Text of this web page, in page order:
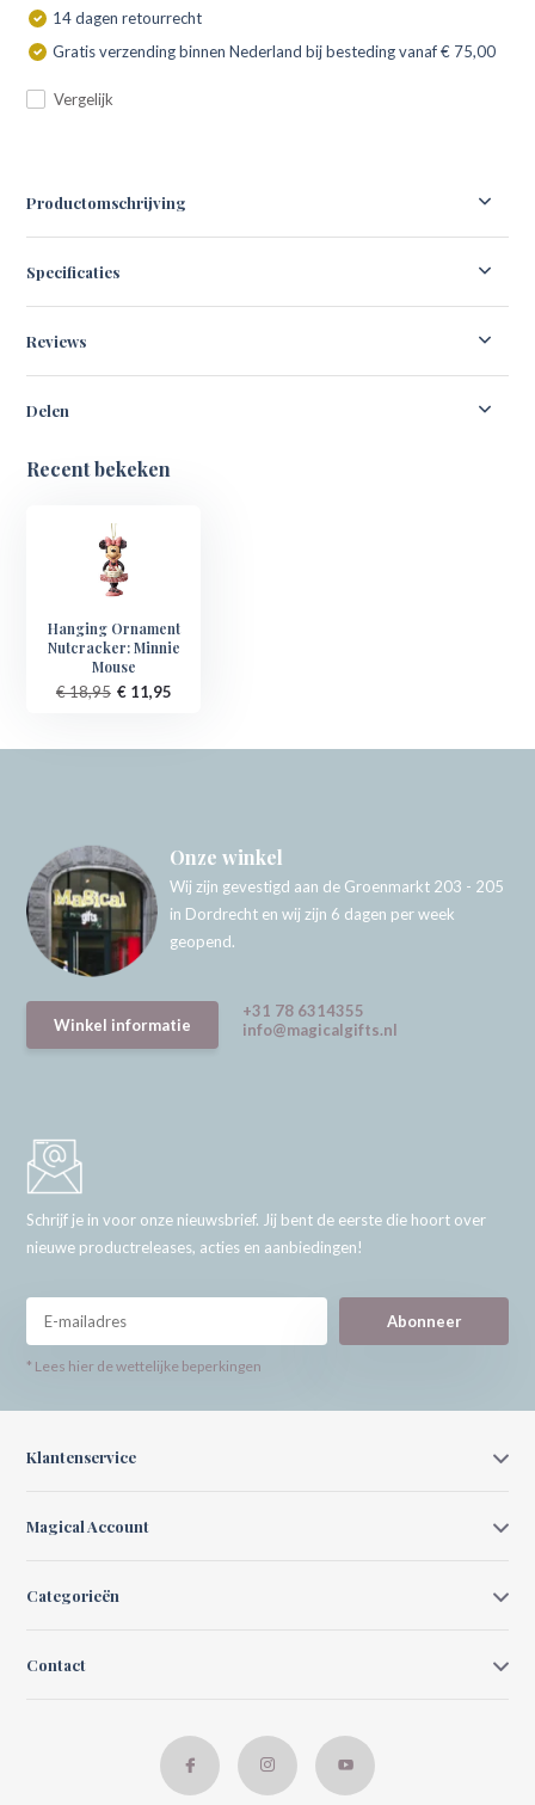
14 dagen retourrecht
Gratis verzending binnen Nederland bij besteding vanaf € 75,00
Vergelijk
Productomschrijving
Specificaties
Reviews
Delen
Recent bekeken
Hanging Ornament
Nutcracker: Minnie
Mouse
€ 18,95 € 11,95
Onze winkel
Wij zijn gevestigd aan de Groenmarkt 203 - 205
in Dordrecht en wij zijn 6 dagen per week
geopend.
Winkel informatie
+31 78 6314355
info@magicalgifts.nl
Schrijf je in voor onze nieuwsbrief. Jij bent de eerste die hoort over
nieuwe productreleases, acties en aanbiedingen!
Abonneer
* Lees hier de wettelijke beperkingen
Klantenservice
Magical Account
Categorieën
Contact